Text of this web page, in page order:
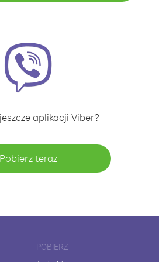
aplikacji Viber?
Pobierz teraz
POBIERZ